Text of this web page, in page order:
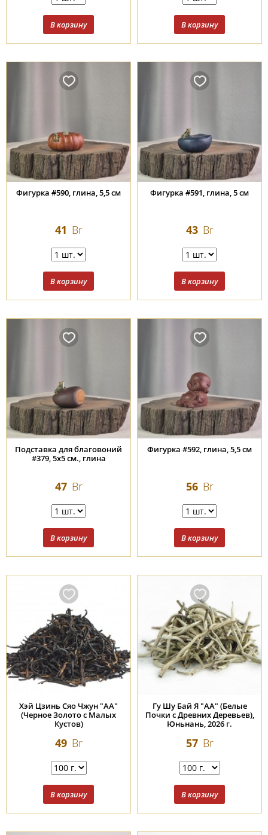
Фигурка #590, глина, 5,5 см
41 Br
Фигурка #591, глина, 5 см
43 Br
Подставка для благовоний
#379, 5х5 см., глина
47 Br
Фигурка #592, глина, 5,5 см
56 Br
Хэй Цзинь Сяо Чжун "АА"
(Черное Золото с Малых
Кустов)
49 Br
Гу Шу Бай Я "АА" (Белые
Почки с Древних Деревьев),
Юньнань, 2026 г.
57 Br